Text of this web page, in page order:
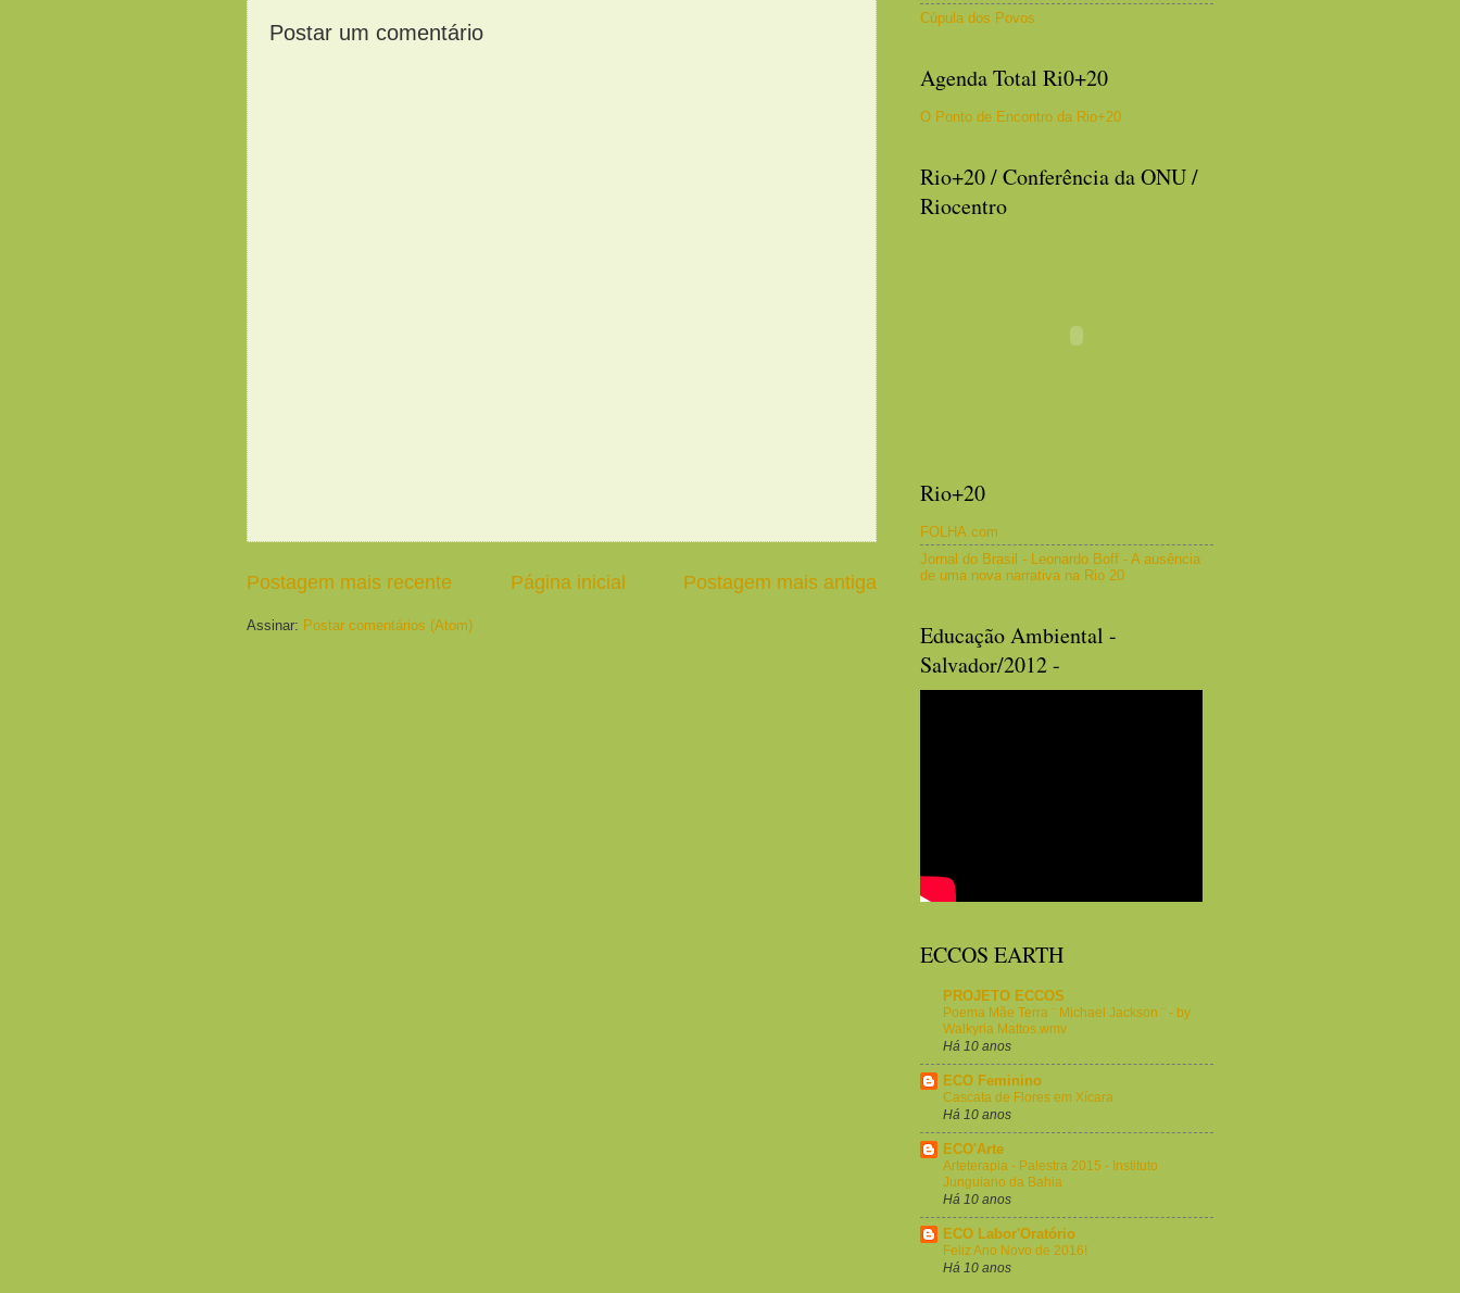
Postar um comentário
Postagem mais recente Postagem mais antiga
Página inicial
Assinar: Postar comentários (Atom)
Cúpula dos Povos
Agenda Total Ri0+20
O Ponto de Encontro da Rio+20
Rio+20 / Conferência da ONU /
Riocentro
Rio+20
FOLHA.com
Jornal do Brasil - Leonardo Boff - A ausência
de uma nova narrativa na Rio 20
Educação Ambiental -
Salvador/2012 -
ECCOS EARTH
PROJETO ECCOS
Poema Mãe Terra ¨ Michael Jackson ¨ - by
Walkyria Mattos.wmv
Há 10 anos
ECO Feminino
Cascata de Flores em Xícara
Há 10 anos
ECO'Arte
Arteterapia - Palestra 2015 - Instituto
Junguiano da Bahia
Há 10 anos
ECO Labor'Oratório
Feliz Ano Novo de 2016!
Há 10 anos